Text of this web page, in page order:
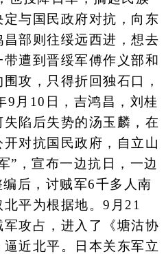
与国民政府对抗，向东
部则往绥远西进，想去
遭到晋绥军傅作义部和
攻，只得折回独石口，
9月10日，吉鸿昌，刘桂
陷后失势的汤玉麟，在
对抗国民政府，自立山
”，宣布一边抗日，一边
后，讨贼军6千多人南
平为根据地。9月21
军攻占，进入了《塘沽协
近北平。日本关东军立